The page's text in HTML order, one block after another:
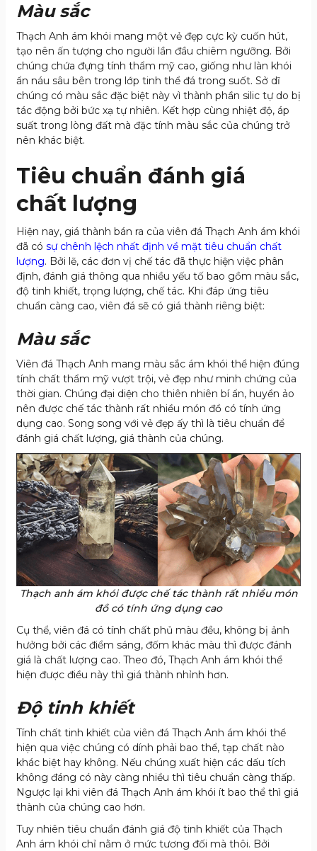
Màu sắc
Thạch Anh ám khói mang một vẻ đẹp cực kỳ cuốn hút,
tạo nên ấn tượng cho người lần đầu chiêm ngưỡng. Bởi
chúng chứa đựng tính thẩm mỹ cao, giống như làn khói
ẩn náu sâu bên trong lớp tinh thể đá trong suốt. Sở dĩ
chúng có màu sắc đặc biệt này vì thành phần silic tự do bị
tác động bởi bức xạ tự nhiên. Kết hợp cùng nhiệt độ, áp
suất trong lòng đất mà đặc tính màu sắc của chúng trở
nên khác biệt.
Tiêu chuẩn đánh giá
chất lượng
Hiện nay, giá thành bán ra của viên đá Thạch Anh ám khói
đã có sự chênh lệch nhất định về mặt tiêu chuẩn chất
lượng. Bởi lẽ, các đơn vị chế tác đã thực hiện việc phân
định, đánh giá thông qua nhiều yếu tố bao gồm màu sắc,
độ tinh khiết, trọng lượng, chế tác. Khi đáp ứng tiêu
chuẩn càng cao, viên đá sẽ có giá thành riêng biệt:
Màu sắc
Viên đá Thạch Anh mang màu sắc ám khói thể hiện đúng
tính chất thẩm mỹ vượt trội, vẻ đẹp như minh chứng của
thời gian. Chúng đại diện cho thiên nhiên bí ẩn, huyền ảo
nên được chế tác thành rất nhiều món đồ có tính ứng
dụng cao. Song song với vẻ đẹp ấy thì là tiêu chuẩn để
đánh giá chất lượng, giá thành của chúng.
Thạch anh ám khói được chế tác thành rất nhiều món
đồ có tính ứng dụng cao
Cụ thể, viên đá có tính chất phủ màu đều, không bị ảnh
hưởng bởi các điểm sáng, đốm khác màu thì được đánh
giá là chất lượng cao. Theo đó, Thạch Anh ám khói thể
hiện được điều này thì giá thành nhỉnh hơn.
Độ tinh khiết
Tính chất tinh khiết của viên đá Thạch Anh ám khói thể
hiện qua việc chúng có dính phải bao thể, tạp chất nào
khác biệt hay không. Nếu chúng xuất hiện các dấu tích
không đáng có này càng nhiều thì tiêu chuẩn càng thấp.
Ngược lại khi viên đá Thạch Anh ám khói ít bao thể thì giá
thành của chúng cao hơn.
Tuy nhiên tiêu chuẩn đánh giá độ tinh khiết của Thạch
Anh ám khói chỉ nằm ở mức tương đối mà thôi. Bởi